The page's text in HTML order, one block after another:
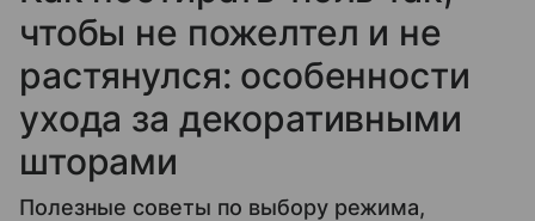
чтобы не пожелтел и не
растянулся: особенности
ухода за декоративными
шторами
Полезные советы по выбору режима,